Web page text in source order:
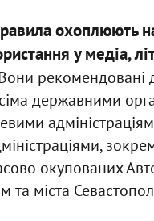
охоплюють
у медіа,
рекомендовані
державними
окупованих
та міста